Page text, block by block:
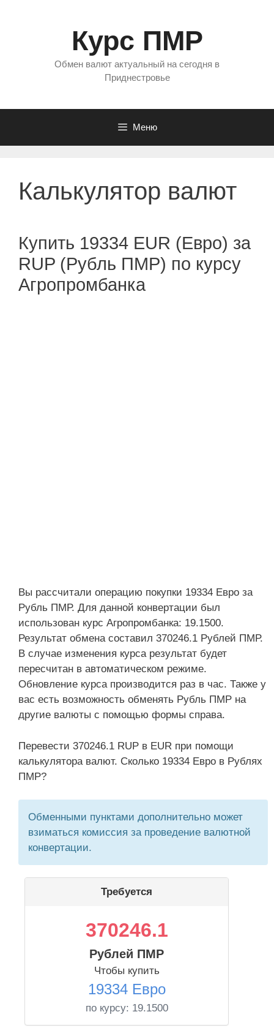
Курс ПМР
Обмен валют актуальный на сегодня в
Приднестровье
Меню
Калькулятор валют
Купить 19334 EUR (Евро) за
RUP (Рубль ПМР) по курсу
Агропромбанка
Вы рассчитали операцию покупки 19334 Евро за
Рубль ПМР. Для данной конвертации был
использован курс Агропромбанка: 19.1500.
Результат обмена составил 370246.1 Рублей ПМР.
В случае изменения курса результат будет
пересчитан в автоматическом режиме.
Обновление курса производится раз в час. Также у
вас есть возможность обменять Рубль ПМР на
другие валюты с помощью формы справа.
Перевести 370246.1 RUP в EUR при помощи
калькулятора валют. Сколько 19334 Евро в Рублях
ПМР?
Обменными пунктами дополнительно может
взиматься комиссия за проведение валютной
конвертации.
Требуется
370246.1
Рублей ПМР
Чтобы купить
19334 Евро
по курсу: 19.1500